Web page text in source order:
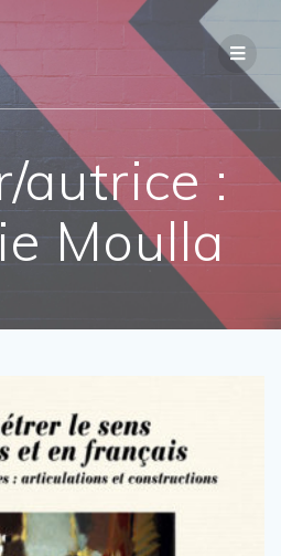
contenu
autrice :
Moulla